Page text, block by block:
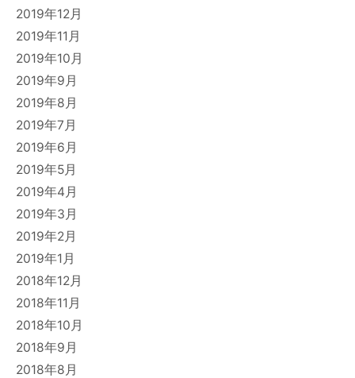
2019年12月
2019年11月
2019年10月
2019年9月
2019年8月
2019年7月
2019年6月
2019年5月
2019年4月
2019年3月
2019年2月
2019年1月
2018年12月
2018年11月
2018年10月
2018年9月
2018年8月